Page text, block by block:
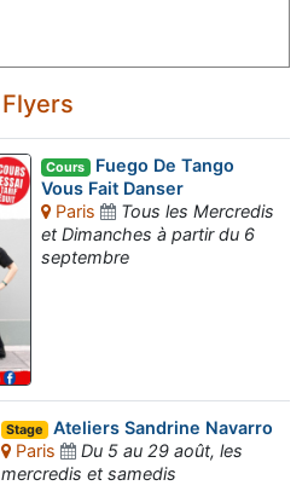
Flyers
Cours Fuego De Tango
Vous Fait Danser
Paris
Tous les Mercredis
et Dimanches à partir du 6
septembre
Stage Ateliers Sandrine Navarro
Paris
Du 5 au 29 août, les
mercredis et samedis